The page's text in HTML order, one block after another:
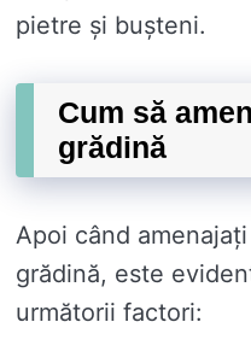
pietre și bușteni.
Cum să
grădină
Apoi când
grădină, este
următorii factori: